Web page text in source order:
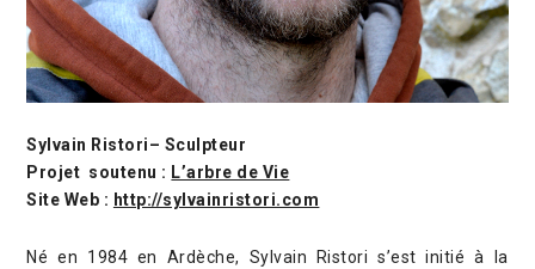
Sylvain Ristori– Sculpteur
Projet soutenu : L’arbre de Vie
Site Web : http://sylvainristori.com
Né en 1984 en Ardèche, Sylvain Ristori s’est initié à la